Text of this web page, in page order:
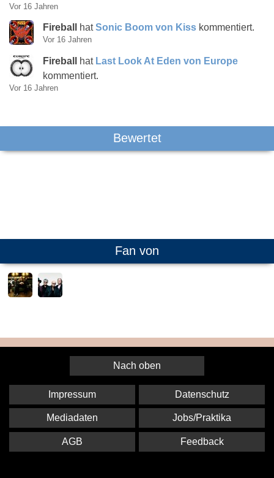
Vor 16 Jahren
Fireball hatSonic Boom von Kiss kommentiert.
Vor 16 Jahren
Fireball hat Last Look At Eden von Europe
kommentiert.
Vor 16 Jahren
Bewertet
Fan von
Nach oben
Impressum Datenschutz
Mediadaten Jobs/Praktika
AGB Feedback